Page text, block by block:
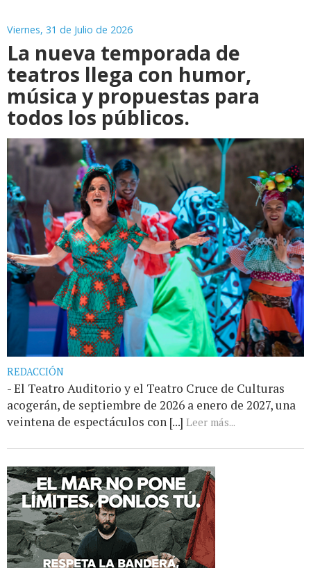
Viernes, 31 de Julio de 2026
La nueva temporada de
teatros llega con humor,
música y propuestas para
todos los públicos.
REDACCIÓN
- El Teatro Auditorio y el Teatro Cruce de Culturas
acogerán, de septiembre de 2026 a enero de 2027, una
veintena de espectáculos con [...] Leer más...